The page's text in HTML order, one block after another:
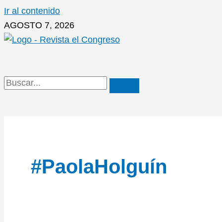
Ir al contenido
AGOSTO 7, 2026
#PaolaHolguín